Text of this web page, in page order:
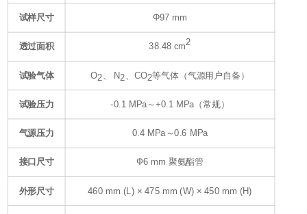
试样尺寸 Φ97 mm
透过面积 38.48 cm2
试验气体 O2 、 N2 、CO2等气体（气源用户自备）
试验压力 -0.1 MPa～+0.1 MPa（常规）
气源压力 0.4 MPa～0.6 MPa
接口尺寸 Ф6 mm 聚氨酯管
外形尺寸 460 mm (L) × 475 mm (W) × 450 mm (H)